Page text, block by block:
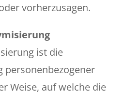
vorherzusagen.
ist die
personenbezogener
Weise, auf welche die